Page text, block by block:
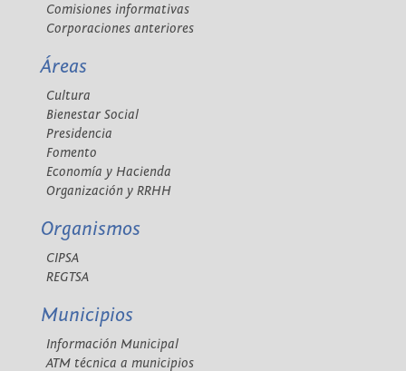
Comisiones informativas
Corporaciones anteriores
Áreas
Cultura
Bienestar Social
Presidencia
Fomento
Economía y Hacienda
Organización y RRHH
Organismos
CIPSA
REGTSA
Municipios
Información Municipal
ATM técnica a municipios